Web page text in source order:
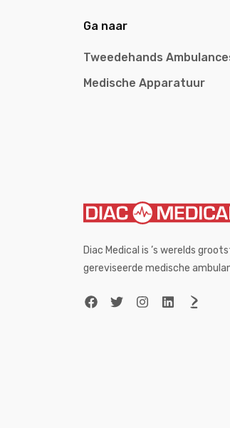
Diac Medical is ’s werelds
gereviseerde medische
Ga naar
Tweedehands
Medische Apparatuur